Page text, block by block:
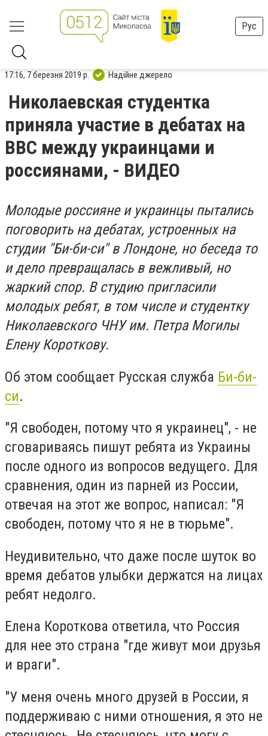
Рус
17:16, 7 березня 2019 р. Надійне джерело
Николаевская студентка
приняла участие в дебатах на
BBC между украинцами и
россиянами, - ВИДЕО
Молодые россияне и украинцы пытались
поговорить на дебатах, устроенных на
студии "Би-би-си" в Лондоне, но беседа то
и дело превращалась в вежливый, но
жаркий спор. В студию пригласили
молодых ребят, в том числе и студентку
Николаевского ЧНУ им. Петра Могилы
Елену Короткову.
Об этом сообщает Русская служба Би-би-
си.
"Я свободен, потому что я украинец", - не
сговариваясь пишут ребята из Украины
после одного из вопросов ведущего. Для
сравнения, один из парней из России,
отвечая на этот же вопрос, написал: "Я
свободен, потому что я не в тюрьме".
Неудивительно, что даже после шуток во
время дебатов улыбки держатся на лицах
ребят недолго.
Елена Короткова ответила, что Россия
для нее это страна "где живут мои друзья
и враги".
"У меня очень много друзей в России, я
поддерживаю с ними отношения, я это не